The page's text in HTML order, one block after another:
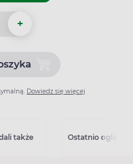
+
do koszyka Diured
Dowiedz się więcej
także Ostatnio